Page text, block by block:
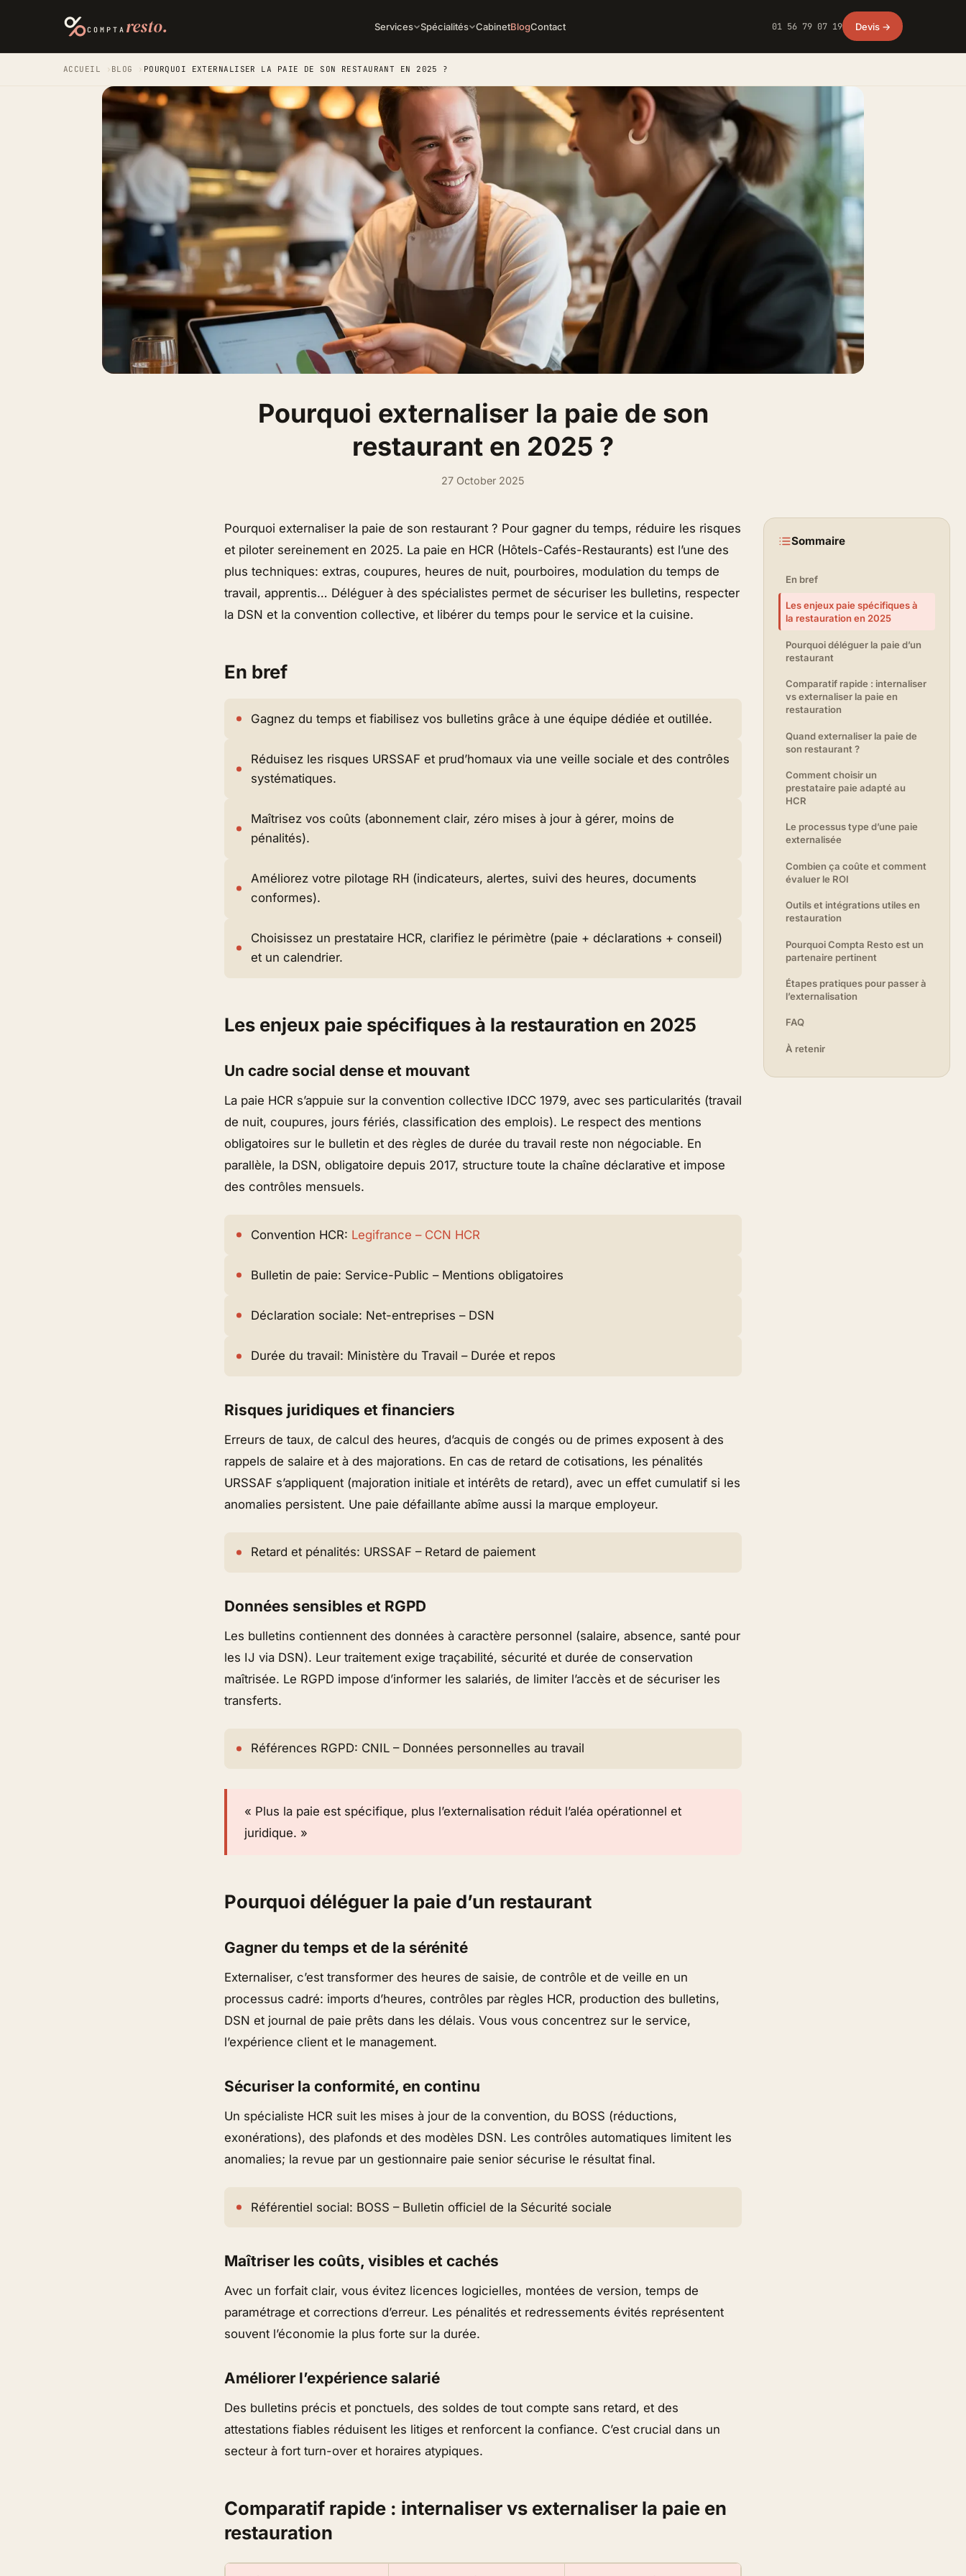
COMPTA resto. Services Spécialités CabinetBlogContact 01 56 79 07 19 Devis →
ACCUEIL › BLOG › POURQUOI EXTERNALISER LA PAIE DE SON RESTAURANT EN 2025 ?
Pourquoi externaliser la paie de son
restaurant en 2025 ?
27 October 2025
Pourquoi externaliser la paie de son restaurant ? Pour gagner du temps, réduire les risques
et piloter sereinement en 2025. La paie en HCR (Hôtels-Cafés-Restaurants) est l’une des
plus techniques: extras, coupures, heures de nuit, pourboires, modulation du temps de
travail, apprentis… Déléguer à des spécialistes permet de sécuriser les bulletins, respecter
la DSN et la convention collective, et libérer du temps pour le service et la cuisine.
En bref
Gagnez du temps et fiabilisez vos bulletins grâce à une équipe dédiée et outillée.
Réduisez les risques URSSAF et prud’homaux via une veille sociale et des contrôles
systématiques.
Maîtrisez vos coûts (abonnement clair, zéro mises à jour à gérer, moins de
pénalités).
Améliorez votre pilotage RH (indicateurs, alertes, suivi des heures, documents
conformes).
Choisissez un prestataire HCR, clarifiez le périmètre (paie + déclarations + conseil)
et un calendrier.
Les enjeux paie spécifiques à la restauration en 2025
Un cadre social dense et mouvant
La paie HCR s’appuie sur la convention collective IDCC 1979, avec ses particularités (travail
de nuit, coupures, jours fériés, classification des emplois). Le respect des mentions
obligatoires sur le bulletin et des règles de durée du travail reste non négociable. En
parallèle, la DSN, obligatoire depuis 2017, structure toute la chaîne déclarative et impose
des contrôles mensuels.
Convention HCR: Legifrance – CCN HCR
Bulletin de paie: Service-Public – Mentions obligatoires
Déclaration sociale: Net-entreprises – DSN
Durée du travail: Ministère du Travail – Durée et repos
Risques juridiques et financiers
Erreurs de taux, de calcul des heures, d’acquis de congés ou de primes exposent à des
rappels de salaire et à des majorations. En cas de retard de cotisations, les pénalités
URSSAF s’appliquent (majoration initiale et intérêts de retard), avec un effet cumulatif si les
anomalies persistent. Une paie défaillante abîme aussi la marque employeur.
Retard et pénalités: URSSAF – Retard de paiement
Données sensibles et RGPD
Les bulletins contiennent des données à caractère personnel (salaire, absence, santé pour
les IJ via DSN). Leur traitement exige traçabilité, sécurité et durée de conservation
maîtrisée. Le RGPD impose d’informer les salariés, de limiter l’accès et de sécuriser les
transferts.
Références RGPD: CNIL – Données personnelles au travail
« Plus la paie est spécifique, plus l’externalisation réduit l’aléa opérationnel et
juridique. »
Pourquoi déléguer la paie d’un restaurant
Gagner du temps et de la sérénité
Externaliser, c’est transformer des heures de saisie, de contrôle et de veille en un
processus cadré: imports d’heures, contrôles par règles HCR, production des bulletins,
DSN et journal de paie prêts dans les délais. Vous vous concentrez sur le service,
l’expérience client et le management.
Sécuriser la conformité, en continu
Un spécialiste HCR suit les mises à jour de la convention, du BOSS (réductions,
exonérations), des plafonds et des modèles DSN. Les contrôles automatiques limitent les
anomalies; la revue par un gestionnaire paie senior sécurise le résultat final.
Référentiel social: BOSS – Bulletin officiel de la Sécurité sociale
Maîtriser les coûts, visibles et cachés
Avec un forfait clair, vous évitez licences logicielles, montées de version, temps de
paramétrage et corrections d’erreur. Les pénalités et redressements évités représentent
souvent l’économie la plus forte sur la durée.
Améliorer l’expérience salarié
Des bulletins précis et ponctuels, des soldes de tout compte sans retard, et des
attestations fiables réduisent les litiges et renforcent la confiance. C’est crucial dans un
secteur à fort turn-over et horaires atypiques.
Comparatif rapide : internaliser vs externaliser la paie en
restauration
Sommaire
En bref
Les enjeux paie spécifiques à
la restauration en 2025
Pourquoi déléguer la paie d’un
restaurant
Comparatif rapide : internaliser
vs externaliser la paie en
restauration
Quand externaliser la paie de
son restaurant ?
Comment choisir un
prestataire paie adapté au
HCR
Le processus type d’une paie
externalisée
Combien ça coûte et comment
évaluer le ROI
Outils et intégrations utiles en
restauration
Pourquoi Compta Resto est un
partenaire pertinent
Étapes pratiques pour passer à
l’externalisation
FAQ
À retenir